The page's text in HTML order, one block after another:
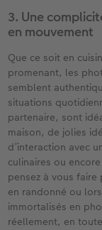
3. Une
en mouvement​
Que ce soit en
promenant, les
semblent
situations
partenaire, sont
maison, de jolies
d’interaction avec
culinaires ou
pensez à vous
en randonné ou
immortalisés en
réellement, en